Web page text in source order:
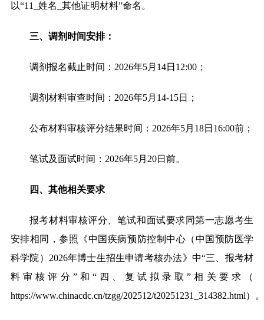
以“11_姓名_其他证明材料”命名。
三、调剂时间安排：
调剂报名截止时间：2026年5月14日12:00；
调剂材料审查时间：2026年5月14-15日；
公布材料审核评分结果时间：2026年5月18日16:00前；
笔试及面试时间：2026年5月20日前。
四、其他相关要求
报考材料审核评分、笔试和面试要求同第一志愿考生
安排相同，参照《中国疾病预防控制中心（中国预防医学
科学院）2026年博士生招生申请考核办法》中“三、报考材
料审核评分”和“四、复试拟录取”相关要求
（
https://www.chinacdc.cn/tzgg/202512/t20251231_314382.html）。